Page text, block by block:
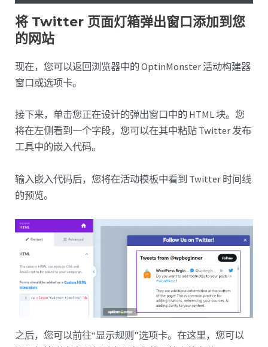
将 Twitter 页面灯箱弹出窗口添加到您
的网站
现在，您可以返回浏览器中的 OptinMonster 活动构建器
窗口或选项卡。
接下来，单击您正在设计的弹出窗口中的 HTML 块。您
将在左侧看到一个字段，您可以在其中粘贴 Twitter 发布
工具中的嵌入代码。
输入嵌入代码后，您将在活动模板中看到 Twitter 时间线
的预览。
之后，您可以前往“显示规则”选项卡。在这里，您可以